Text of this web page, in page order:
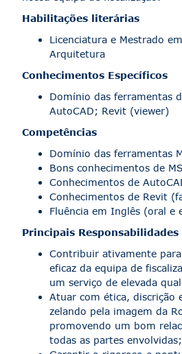
Habilitações literárias
Licenciatura e Mestrado
Arquitetura
Conhecimentos Específicos
Domínio das ferramentas
AutoCAD; Revit (viewer)
Competências
Domínio das ferramentas
Bons conhecimentos de
Conhecimentos de
Conhecimentos de Revit
Fluência em Inglês (oral e
Principais Responsabilidades
Contribuir ativamente
eficaz da equipa de
um serviço de elevada
Atuar com ética, discrição
zelando pela imagem da
promovendo um bom
todas as partes envolvidas;